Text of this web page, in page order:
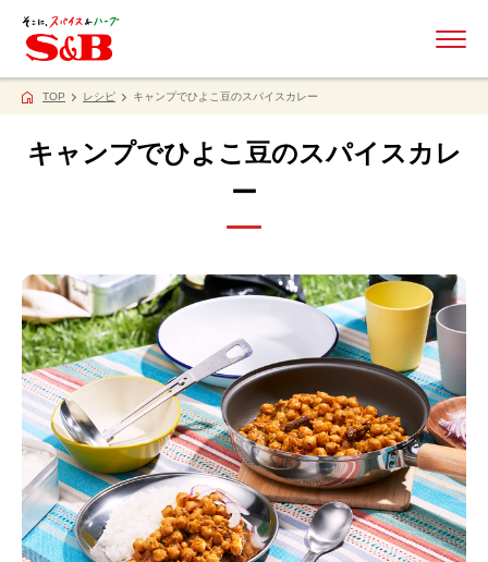
TOP レシピ キャンプでひよこ豆のスパイスカレー
キャンプでひよこ豆のスパイスカレ
ー